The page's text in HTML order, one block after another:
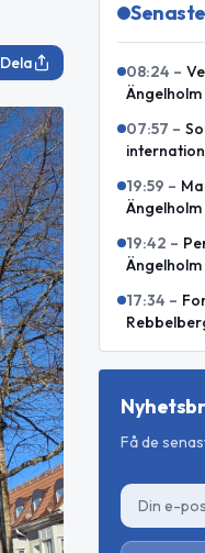
Dela 08:24 –
Ängelholm
07:57 –
19:59 –
Ängelholm
19:42 –
17:34 –
Få de